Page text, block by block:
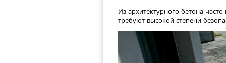
Из архитектурного бетона
требуют высокой степени